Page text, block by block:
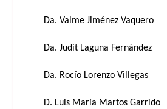
Da. Valme Jiménez Vaquero
Da. Judit Laguna Fernández
Da. Rocío Lorenzo Villegas
D. Luis María Martos Garrido